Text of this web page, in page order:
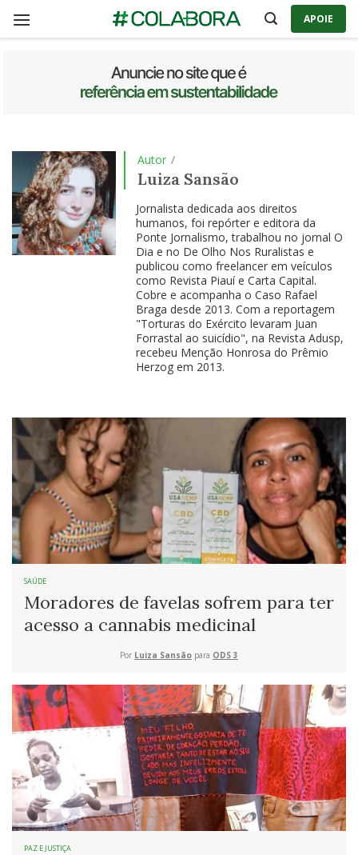
APOIE
Autor /
Luiza Sansão
Jornalista dedicada aos direitos
humanos, foi repórter e editora da
Ponte Jornalismo, trabalhou no jornal O
Dia e no De Olho Nos Ruralistas e
publicou como freelancer em veículos
como Revista Piauí e Carta Capital.
Cobre e acompanha o Caso Rafael
Braga desde 2013. Com a reportagem
"Torturas do Exército levaram Juan
Forrastal ao suicídio", na Revista Adusp,
recebeu Menção Honrosa do Prêmio
Herzog em 2013.
SAÚDE
Moradores de favelas sofrem para ter
acesso a cannabis medicinal
Por Luiza Sansão para ODS 3
PAZ E JUSTIÇA